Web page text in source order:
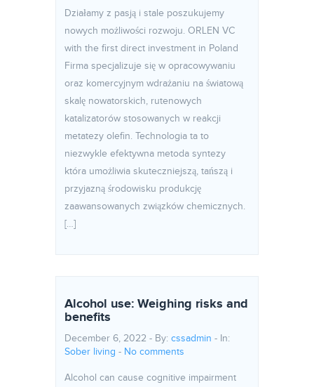
Działamy z pasją i stale poszukujemy
nowych możliwości rozwoju. ORLEN VC
with the first direct investment in Poland
Firma specjalizuje się w opracowywaniu
oraz komercyjnym wdrażaniu na światową
skalę nowatorskich, rutenowych
katalizatorów stosowanych w reakcji
metatezy olefin. Technologia ta to
niezwykle efektywna metoda syntezy
która umożliwia skuteczniejszą, tańszą i
przyjazną środowisku produkcję
zaawansowanych związków chemicznych.
[…]
Alcohol use: Weighing risks and
benefits
December 6, 2022 - By: cssadmin - In:
Sober living - No comments
Alcohol can cause cognitive impairment